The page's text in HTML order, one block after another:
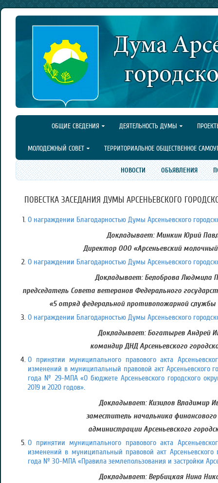
ОБЩИЕ СВЕДЕНИЯ ДЕЯТЕЛЬНОСТЬ ДУМЫ
МОЛОДЕЖНЫЙ СОВЕТ ТЕРРИТОРИАЛЬНОЕ ОБЩЕСТВЕННОЕ
НОВОСТИ ОБЪЯВЛЕНИЯ
ПОВЕСТКА ЗАСЕДАНИЯ ДУМЫ АРСЕНЬЕВСКОГО
О награждении Благодарностью Думы Арсеньевского
Докладывает: Минкин Юрий
Директор ООО «Арсеньевский
О награждении Благодарностью Думы Арсеньевского
Докладывает: Белоброва Людмила
председатель Совета ветеранов Федерального
«5 отряд федеральной противопожарной
О награждении Благодарностью Думы Арсеньевского
Докладывает: Богатырев Андрей
командир ДНД Арсеньевского
О принятии муниципального правового акта
изменений в муниципальный правовой акт Арсеньевского
года № 29-МПА «О бюджете Арсеньевского городского
2019 и 2020 годов».
Докладывает: Кизилов Владимир
заместитель начальника финансового
администрации Арсеньевского
О принятии муниципального правового акта
изменений в муниципальный правовой акт Арсеньевского
года № 30-МПА «Правила землепользования и застройки
Докладывает: Вербицкая Нина